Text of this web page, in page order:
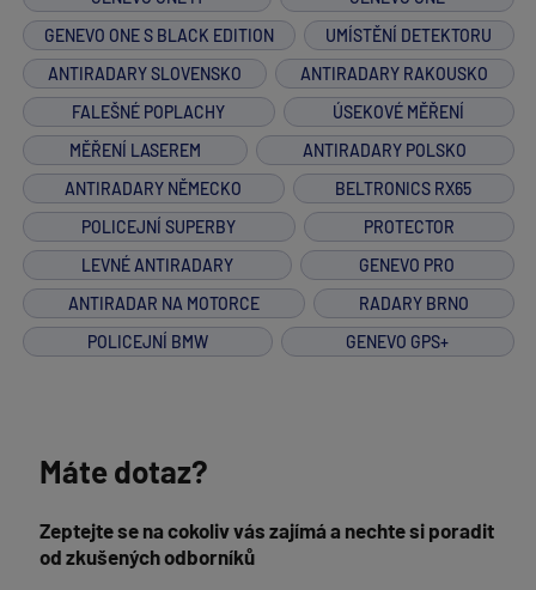
GENEVO ONE S BLACK EDITION
UMÍSTĚNÍ DETEKTORU
ANTIRADARY SLOVENSKO
ANTIRADARY RAKOUSKO
FALEŠNÉ POPLACHY
ÚSEKOVÉ MĚŘENÍ
MĚŘENÍ LASEREM
ANTIRADARY POLSKO
ANTIRADARY NĚMECKO
BELTRONICS RX65
POLICEJNÍ SUPERBY
PROTECTOR
LEVNÉ ANTIRADARY
GENEVO PRO
ANTIRADAR NA MOTORCE
RADARY BRNO
POLICEJNÍ BMW
GENEVO GPS+
Máte dotaz?
Zeptejte se na cokoliv vás zajímá a nechte si poradit
od zkušených odborníků